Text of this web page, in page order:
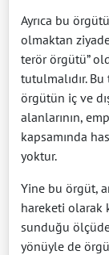
Ayrıca bu
olmaktan
terör örgütü”
tutulmalıdır.
örgütün iç ve
alanlarının,
kapsamında
yoktur.
Yine bu örgüt,
hareketi olarak
sunduğu
yönüyle de